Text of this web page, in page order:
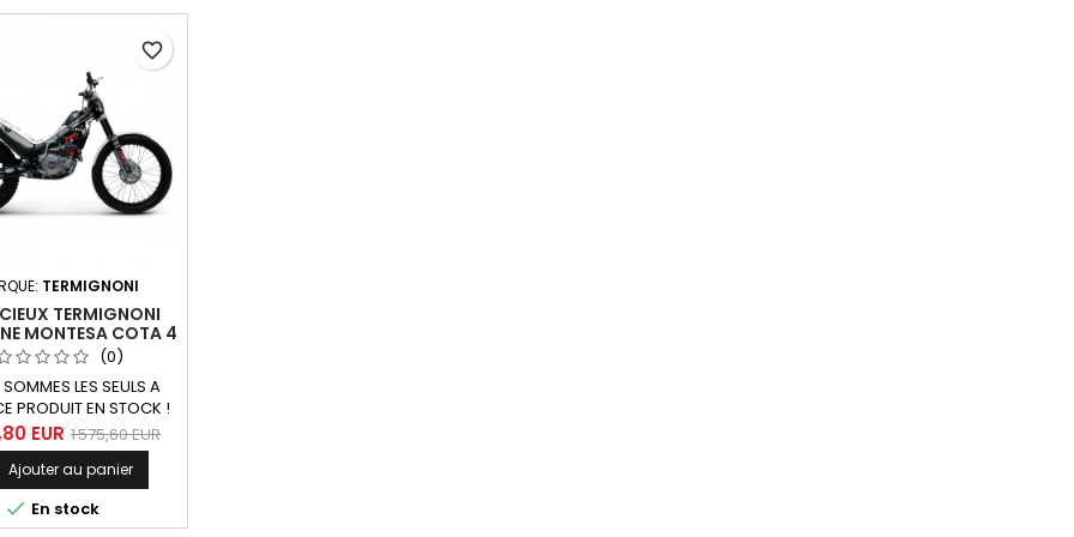
TERMIGNONI
TERMIGNONI
MONTESA COTA 4
RT
(0)
LES SEULS A
PRODUIT EN STOCK !
Termignoni
tubulure et structure
enveloppe carbone
Cota 4 RT.
EUR 1 575,60 EUR
Ajouter au panier
 En stock
favorite_border